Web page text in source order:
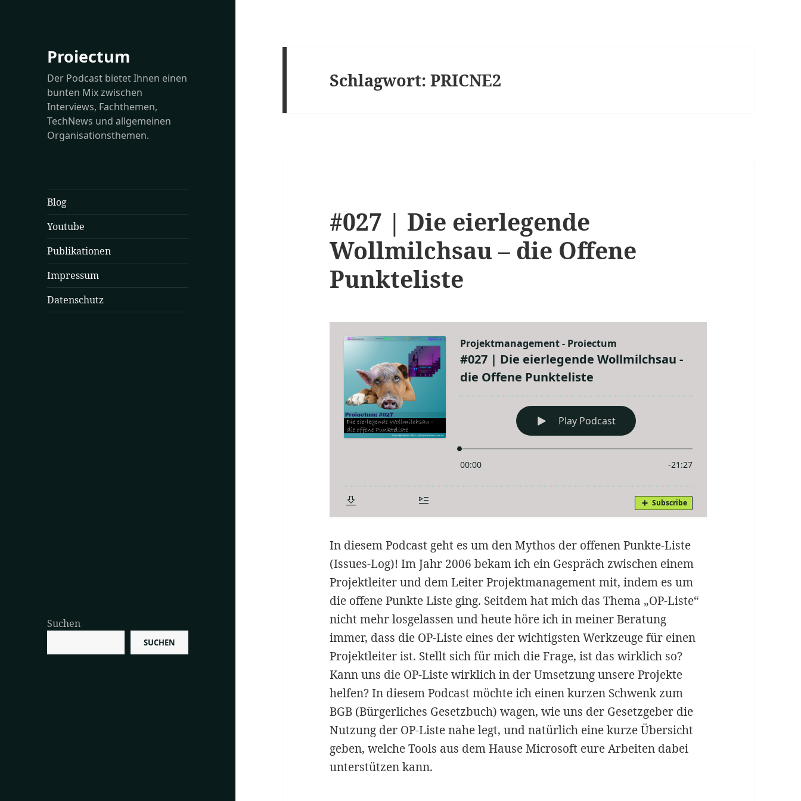
Proiectum
Der Podcast bietet Ihnen einen
bunten Mix zwischen
Interviews, Fachthemen,
TechNews und allgemeinen
Organisationsthemen.
Blog
Youtube
Publikationen
Impressum
Datenschutz
Suchen
SUCHEN
Schlagwort:PRICNE2
#027 | Die eierlegende
Wollmilchsau – die Offene
Punkteliste
In diesem Podcast geht es um den Mythos der offenen Punkte-Liste
(Issues-Log)! Im Jahr 2006 bekam ich ein Gespräch zwischen einem
Projektleiter und dem Leiter Projektmanagement mit, indem es um
die offene Punkte Liste ging. Seitdem hat mich das Thema „OP-Liste“
nicht mehr losgelassen und heute höre ich in meiner Beratung
immer, dass die OP-Liste eines der wichtigsten Werkzeuge für einen
Projektleiter ist. Stellt sich für mich die Frage, ist das wirklich so?
Kann uns die OP-Liste wirklich in der Umsetzung unsere Projekte
helfen? In diesem Podcast möchte ich einen kurzen Schwenk zum
BGB (Bürgerliches Gesetzbuch) wagen, wie uns der Gesetzgeber die
Nutzung der OP-Liste nahe legt, und natürlich eine kurze Übersicht
geben, welche Tools aus dem Hause Microsoft eure Arbeiten dabei
unterstützen kann.